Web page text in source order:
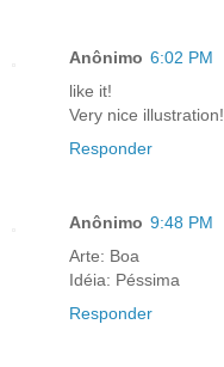
Anônimo 6:02 PM
like it!
Very nice illustration!
Responder
Anônimo 9:48 PM
Arte: Boa
Idéia: Péssima
Responder